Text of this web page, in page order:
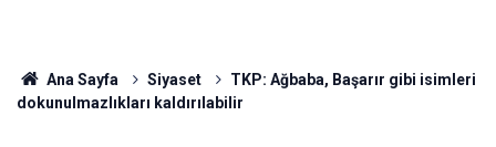
Ana Sayfa Siyaset
TKP: Ağbaba, Başarır gibi isimleri
dokunulmazlıkları kaldırılabilir